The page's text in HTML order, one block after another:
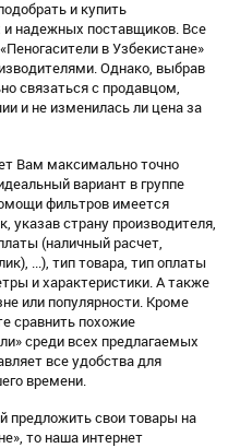
и купить
и надежных поставщиков. Все
в Узбекистане»
Однако, выбрав
связаться с продавцом,
и не изменилась ли цена за
Вам максимально точно
вариант в группе
фильтров имеется
указав страну производителя,
(наличный расчет,
...), тип товара, тип оплаты
и характеристики. А также
или популярности. Кроме
сравнить похожие
среди всех предлагаемых
все удобства для
времени.
предложить свои товары на
то наша интернет